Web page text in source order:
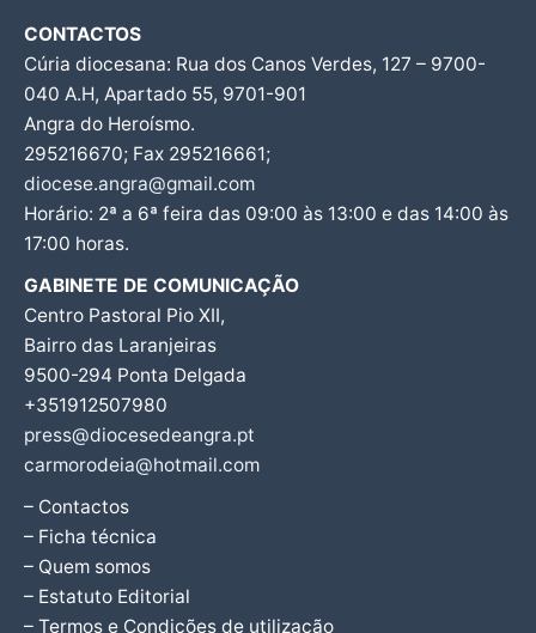
CONTACTOS
Cúria diocesana: Rua dos Canos Verdes, 127 – 9700-
040 A.H, Apartado 55, 9701-901
Angra do Heroísmo.
295216670; Fax 295216661;
diocese.angra@gmail.com
Horário: 2ª a 6ª feira das 09:00 às 13:00 e das 14:00 às
17:00 horas.
GABINETE DE COMUNICAÇÃO
Centro Pastoral Pio XII,
Bairro das Laranjeiras
9500-294 Ponta Delgada
+351912507980
press@diocesedeangra.pt
carmorodeia@hotmail.com
– Contactos
– Ficha técnica
– Quem somos
– Estatuto Editorial
– Termos e Condições de utilização